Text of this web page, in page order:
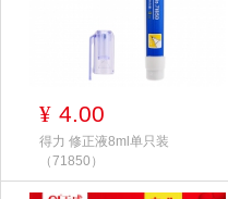
¥ 4.00
得力 修正液8ml单只装
（71850）